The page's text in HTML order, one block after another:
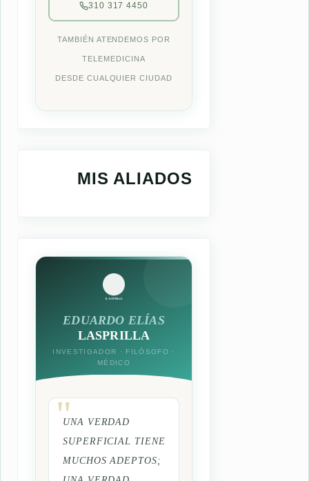
310 317 4450
TAMBIÉN ATENDEMOS POR
TELEMEDICINA
DESDE CUALQUIER CIUDAD
MIS ALIADOS
EDUARDO ELÍAS
LASPRILLA
INVESTIGADOR · FILÓSOFO ·
MÉDICO
UNA VERDAD
SUPERFICIAL TIENE
MUCHOS ADEPTOS;